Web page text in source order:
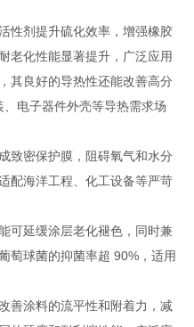
性剂提升硫化效率，增强橡胶
老化性能显著提升，广泛应用
其良好的导热性还能改善高分
电子器件外壳等导热需求场
致密保护膜，阻碍氧气和水分
配海洋工程、化工设备等严苛
可延缓涂层老化褪色，同时兼
萄球菌的抑菌率超 90%，适用
善涂料的流平性和附着力，减